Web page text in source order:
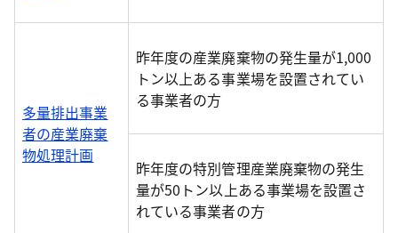
多量排出事業
者の産業廃棄
物処理計画
昨年度の産業廃棄物の発生量が1,000
トン以上ある事業場を設置されてい
る事業者の方
昨年度の特別管理産業廃棄物の発生
量が50トン以上ある事業場を設置さ
れている事業者の方